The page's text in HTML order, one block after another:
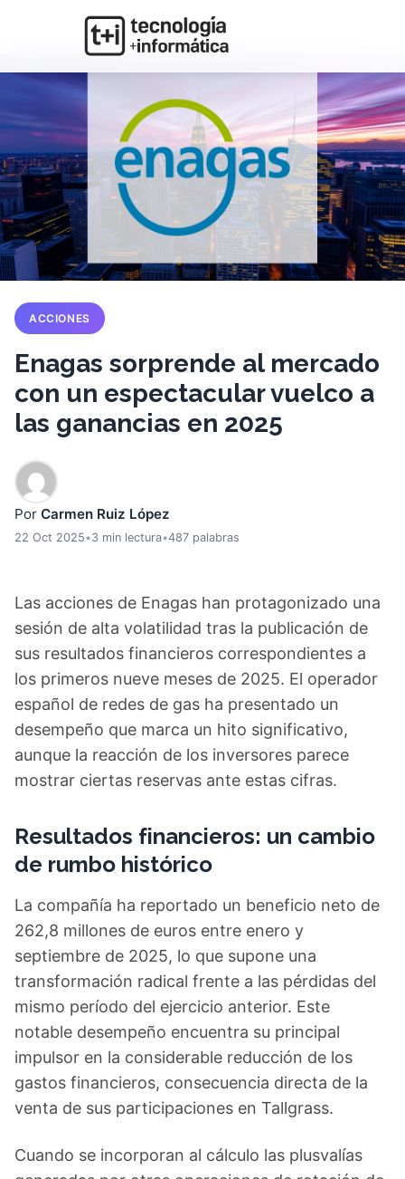
ACCIONES
Enagas sorprende al mercado
con un espectacular vuelco a
las ganancias en 2025
Por Carmen Ruiz López
22 Oct 2025•3 min lectura•487 palabras
Las acciones de Enagas han protagonizado una
sesión de alta volatilidad tras la publicación de
sus resultados financieros correspondientes a
los primeros nueve meses de 2025. El operador
español de redes de gas ha presentado un
desempeño que marca un hito significativo,
aunque la reacción de los inversores parece
mostrar ciertas reservas ante estas cifras.
Resultados financieros: un cambio
de rumbo histórico
La compañía ha reportado un beneficio neto de
262,8 millones de euros entre enero y
septiembre de 2025, lo que supone una
transformación radical frente a las pérdidas del
mismo período del ejercicio anterior. Este
notable desempeño encuentra su principal
impulsor en la considerable reducción de los
gastos financieros, consecuencia directa de la
venta de sus participaciones en Tallgrass.
Cuando se incorporan al cálculo las plusvalías